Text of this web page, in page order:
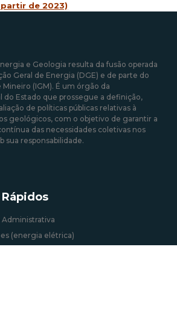
de 2023)
e Geologia resulta da fusão operada
Geral de Energia (DGE) e de parte do
(IGM). É um órgão da
do Estado que prossegue a definição,
de políticas públicas relativas à
geológicos, com o objetivo de garantir a
das necessidades coletivas nos
sua responsabilidade.
Administrativa
(energia elétrica)